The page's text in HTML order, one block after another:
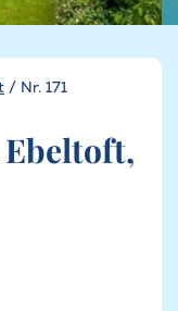
/ Nr. 171
Ebeltoft,